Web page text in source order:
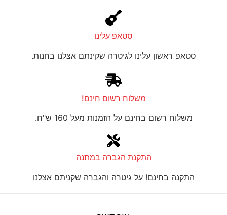
סטאפ עלינו
סטאפ ראשון עלינו לגיטרה שקינתם אצלנו בחנות.
משלוח רשום חינם!
משלוח רשום בחינם על הזמנות מעל 160 ש"ח.
התקנת הגברה במתנה
התקנה בחינם! על גיטרה והגברה שקניתם אצלנו